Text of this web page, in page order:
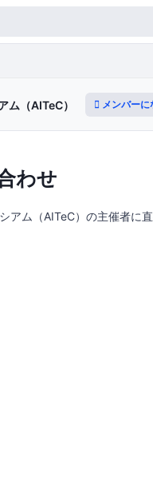
ム（AITeC） メンバーに
わせ
アム（AITeC）の主催者に